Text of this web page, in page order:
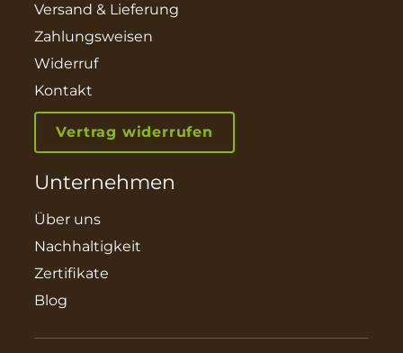
Versand & Lieferung
Zahlungsweisen
Widerruf
Kontakt
Vertrag widerrufen
Unternehmen
Über uns
Nachhaltigkeit
Zertifikate
Blog